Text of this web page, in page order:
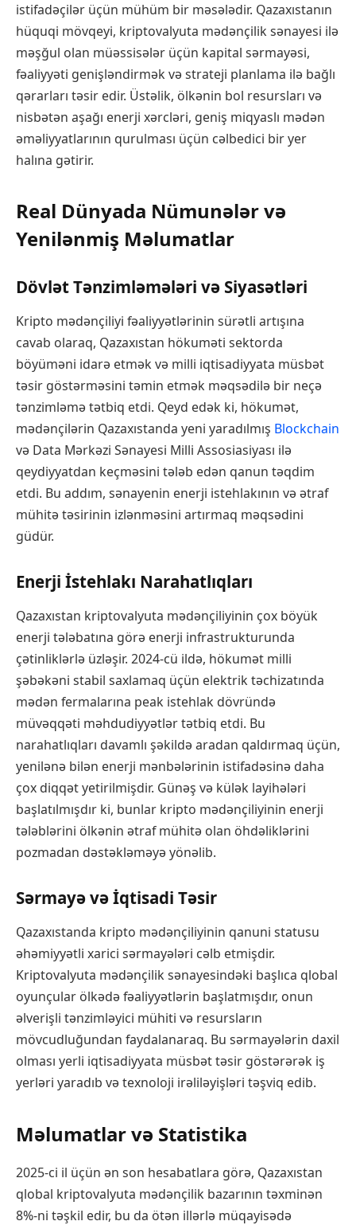
istifadəçilər üçün mühüm bir məsələdir. Qazaxıstanın
hüquqi mövqeyi, kriptovalyuta mədənçilik sənayesi ilə
məşğul olan müəssisələr üçün kapital sərmayəsi,
fəaliyyəti genişləndirmək və strateji planlama ilə bağlı
qərarları təsir edir. Üstəlik, ölkənin bol resursları və
nisbətən aşağı enerji xərcləri, geniş miqyaslı mədən
əməliyyatlarının qurulması üçün cəlbedici bir yer
halına gətirir.
Real Dünyada Nümunələr və
Yenilənmiş Məlumatlar
Dövlət Tənzimləmələri və Siyasətləri
Kripto mədənçiliyi fəaliyyətlərinin sürətli artışına
cavab olaraq, Qazaxıstan hökuməti sektorda
böyüməni idarə etmək və milli iqtisadiyyata müsbət
təsir göstərməsini təmin etmək məqsədilə bir neçə
tənzimləmə tətbiq etdi. Qeyd edək ki, hökumət,
mədənçilərin Qazaxıstanda yeni yaradılmış Blockchain
və Data Mərkəzi Sənayesi Milli Assosiasiyası ilə
qeydiyyatdan keçməsini tələb edən qanun təqdim
etdi. Bu addım, sənayenin enerji istehlakının və ətraf
mühitə təsirinin izlənməsini artırmaq məqsədini
güdür.
Enerji İstehlakı Narahatlıqları
Qazaxıstan kriptovalyuta mədənçiliyinin çox böyük
enerji tələbatına görə enerji infrastrukturunda
çətinliklərlə üzləşir. 2024-cü ildə, hökumət milli
şəbəkəni stabil saxlamaq üçün elektrik təchizatında
mədən fermalarına peak istehlak dövründə
müvəqqəti məhdudiyyətlər tətbiq etdi. Bu
narahatlıqları davamlı şəkildə aradan qaldırmaq üçün,
yenilənə bilən enerji mənbələrinin istifadəsinə daha
çox diqqət yetirilmişdir. Günəş və külək layihələri
başlatılmışdır ki, bunlar kripto mədənçiliyinin enerji
tələblərini ölkənin ətraf mühitə olan öhdəliklərini
pozmadan dəstəkləməyə yönəlib.
Sərmayə və İqtisadi Təsir
Qazaxıstanda kripto mədənçiliyinin qanuni statusu
əhəmiyyətli xarici sərmayələri cəlb etmişdir.
Kriptovalyuta mədənçilik sənayesindəki başlıca qlobal
oyunçular ölkədə fəaliyyətlərin başlatmışdır, onun
əlverişli tənzimləyici mühiti və resursların
mövcudluğundan faydalanaraq. Bu sərmayələrin daxil
olması yerli iqtisadiyyata müsbət təsir göstərərək iş
yerləri yaradıb və texnoloji irəliləyişləri təşviq edib.
Məlumatlar və Statistika
2025-ci il üçün ən son hesabatlara görə, Qazaxıstan
qlobal kriptovalyuta mədənçilik bazarının təxminən
8%-ni təşkil edir, bu da ötən illərlə müqayisədə